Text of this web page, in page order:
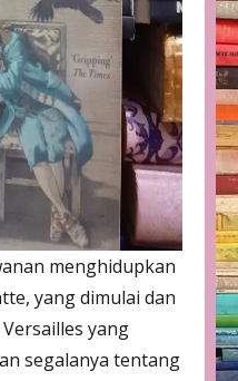
menghidupkan
yang dimulai dan
yang
segalanya tentang